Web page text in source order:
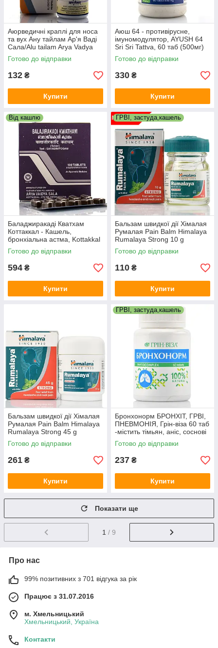
Аюрведичні краплі для носа
та вух Ану тайлам Ар'я Ваді
Сала/Alu tailam Arya Vadya
Sala/10 мл
Готово до відправки
132 ₴
Купити
Аюш 64 - противірусне,
імуномодулятор, AYUSH 64
Sri Sri Tattva, 60 таб (500мг)
від грипу та застуди
Готово до відправки
330 ₴
Купити
Від кашлю
Баладжиракаді Кватхам
Коттаккал - Кашель,
бронхіальна астма, Kottakkal
Ayurveda Balajirakadi
kwatham. 100 таб
Готово до відправки
594 ₴
Купити
ГРВІ, застуда,кашель
Бальзам швидкої дії Хімалая
Румалая Pain Balm Himalaya
Rumalaya Strong 10 g
Готово до відправки
110 ₴
Купити
Бальзам швидкої дії Хімалая
Румалая Pain Balm Himalaya
Rumalaya Strong 45 g
Готово до відправки
261 ₴
Купити
ГРВІ, застуда,кашель
Бронхонорм БРОНХІТ, ГРВІ,
ПНЕВМОНІЯ, Грін-віза 60 таб
-містить тімьян, аніс, соснові
почки, алтей, корінь солодки
Готово до відправки
237 ₴
Купити
Показати ще
1 / 9
Про нас
99% позитивних з 701 відгука за рік
Працює з 31.07.2016
м. Хмельницький
Хмельницький, Україна
Контакти